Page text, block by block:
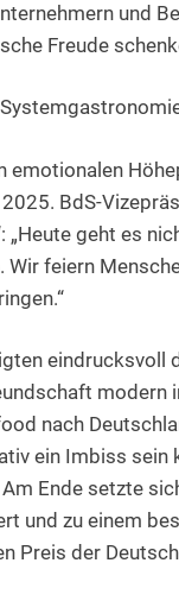
und
Freude
emotionalen
BdS-
„Heute geht es
Wir feiern
eindrucksvoll
modern
nach
ein Imbiss sein
Am Ende setzte
und zu einem
Preis der